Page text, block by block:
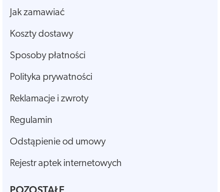
Jak zamawiać
Koszty dostawy
Sposoby płatności
Polityka prywatności
Reklamacje i zwroty
Regulamin
Odstąpienie od umowy
Rejestr aptek internetowych